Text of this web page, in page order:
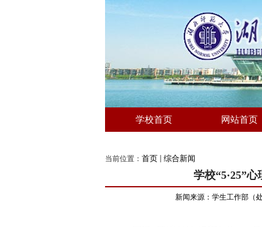
学校首页 网站首页
当前位置： 首页 综合新闻
学校“5·25”
新闻来源：学生工作部（